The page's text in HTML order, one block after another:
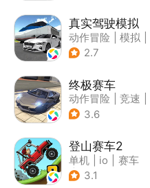
真实驾驶模拟
动作冒险 模拟
| 漂移
2.7
终极赛车
动作冒险 竞速
3.6
登山赛车2
单机 io
赛车
| 欧美风
3.1